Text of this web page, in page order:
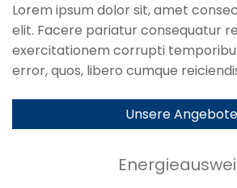
Lorem ipsum dolor sit, amet
elit. Facere pariatur consequatur
exercitationem corrupti
error, quos, libero cumque
Unsere Angebote